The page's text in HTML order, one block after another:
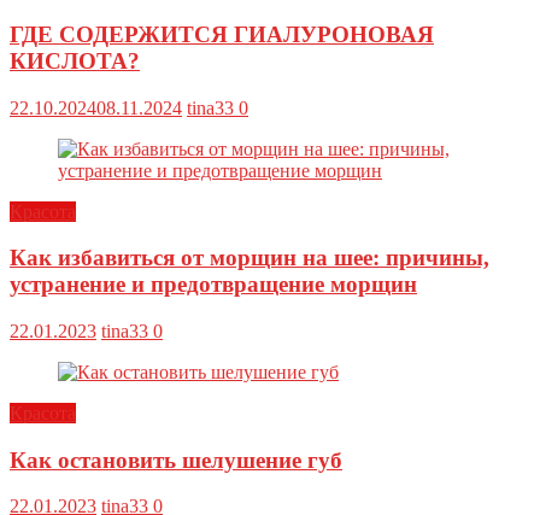
ГДЕ СОДЕРЖИТСЯ ГИАЛУРОНОВАЯ
КИСЛОТА?
22.10.202408.11.2024 tina33 0
Красота
Как избавиться от морщин на шее: причины,
устранение и предотвращение морщин
22.01.2023 tina33 0
Красота
Как остановить шелушение губ
22.01.2023 tina33 0